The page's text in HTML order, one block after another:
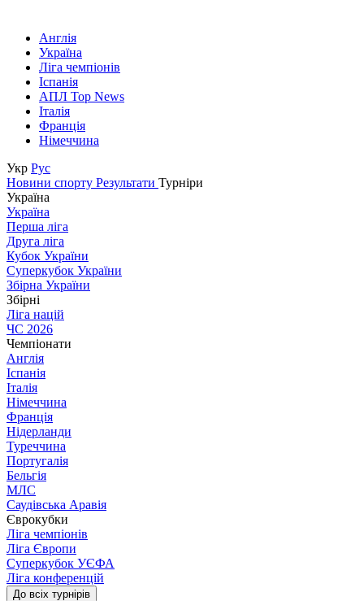
Англія
Україна
Ліга чемпіонів
Іспанія
АПЛ Top News
Італія
Франція
Німеччина
Укр Рус
Новини спорту Результати Турніри
Україна
Україна
Перша ліга
Друга ліга
Кубок України
Суперкубок України
Збірна України
Збірні
Ліга націй
ЧС 2026
Чемпіонати
Англія
Іспанія
Італія
Німеччина
Франція
Нідерланди
Туреччина
Португалія
Бельгія
МЛС
Саудівська Аравія
Єврокубки
Ліга чемпіонів
Ліга Європи
Суперкубок УЄФА
Ліга конференцій
До всіх турнірів